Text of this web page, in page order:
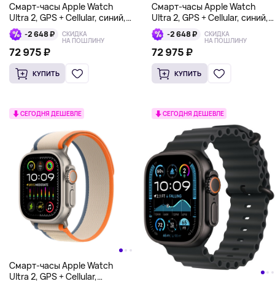
Смарт-часы Apple Watch
Ultra 2, GPS + Cellular, синий,
Ocean Band
-2 648 ₽ СКИДКА
НА ПОШЛИНУ
72 975 ₽
КУПИТЬ
Смарт-часы Apple Watch
Ultra 2, GPS + Cellular, синий,
Alpine Loop
-2 648 ₽ СКИДКА
НА ПОШЛИНУ
72 975 ₽
КУПИТЬ
СЕГОДНЯ ДЕШЕВЛЕ
Смарт-часы Apple Watch
Ultra 2, GPS + Cellular,
СЕГОДНЯ ДЕШЕВЛЕ